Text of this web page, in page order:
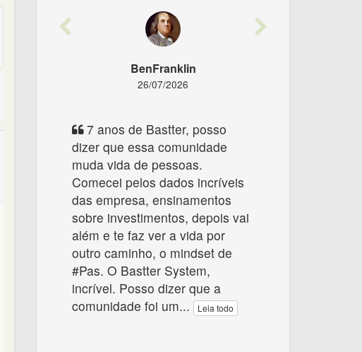
Previous
BenFranklin
26/07/2026
7 anos de Bastter, posso
dizer que essa comunidade
muda vida de pessoas.
Comecei pelos dados incríveis
das empresa, ensinamentos
sobre investimentos, depois vai
além e te faz ver a vida por
outro caminho, o mindset de
#Pas. O Bastter System,
incrível. Posso dizer que a
comunidade foi um... Leia todo